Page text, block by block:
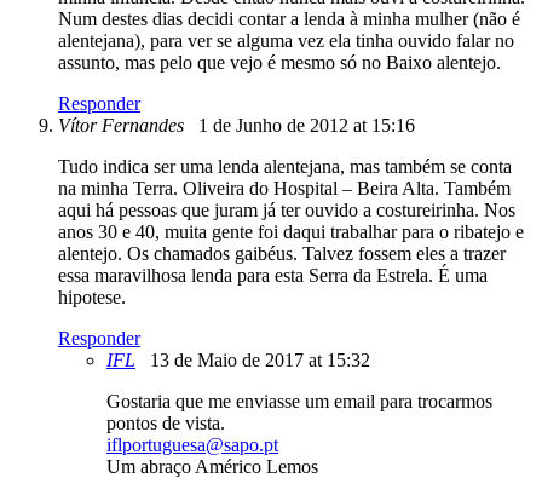
Num destes dias decidi contar a lenda à minha mulher (não é
alentejana), para ver se alguma vez ela tinha ouvido falar no
assunto, mas pelo que vejo é mesmo só no Baixo alentejo.
Responder
Vítor Fernandes
1 de Junho de 2012 at 15:16
Tudo indica ser uma lenda alentejana, mas também se conta
na minha Terra. Oliveira do Hospital – Beira Alta. Também
aqui há pessoas que juram já ter ouvido a costureirinha. Nos
anos 30 e 40, muita gente foi daqui trabalhar para o ribatejo e
alentejo. Os chamados gaibéus. Talvez fossem eles a trazer
essa maravilhosa lenda para esta Serra da Estrela. É uma
hipotese.
Responder
IFL
13 de Maio de 2017 at 15:32
Gostaria que me enviasse um email para trocarmos
pontos de vista.
iflportuguesa@sapo.pt
Um abraço Américo Lemos